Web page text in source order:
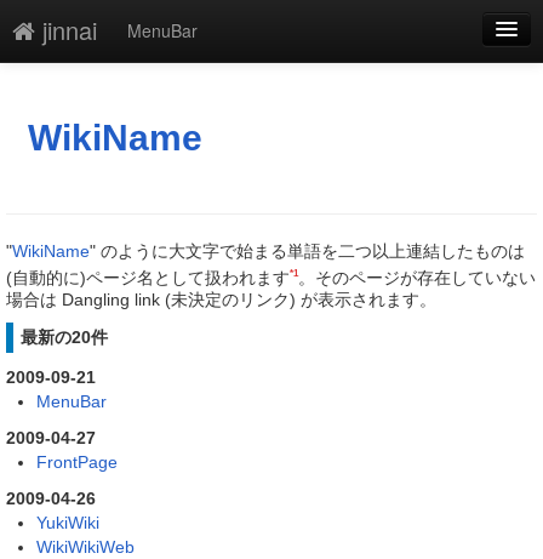
jinnai
MenuBar
添付
最終更新
単語検索
WikiName
"WikiName" のように大文字で始まる単語を二つ以上連結したものは
(自動的に)ページ名として扱われます*1。そのページが存在していない
場合は Dangling link (未決定のリンク) が表示されます。
最新の20件
2009-09-21
MenuBar
2009-04-27
FrontPage
2009-04-26
YukiWiki
WikiWikiWeb